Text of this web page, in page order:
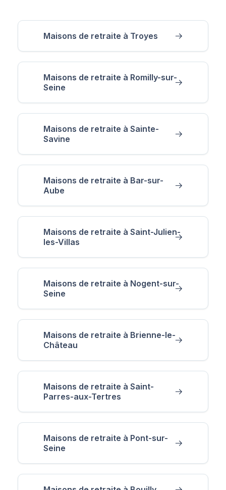
Maisons de retraite à Troyes
Maisons de retraite à Romilly-sur-
Seine
Maisons de retraite à Sainte-
Savine
Maisons de retraite à Bar-sur-
Aube
Maisons de retraite à Saint-Julien-
les-Villas
Maisons de retraite à Nogent-sur-
Seine
Maisons de retraite à Brienne-le-
Château
Maisons de retraite à Saint-
Parres-aux-Tertres
Maisons de retraite à Pont-sur-
Seine